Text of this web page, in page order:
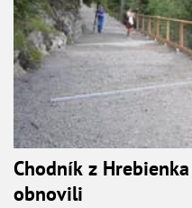
Chodník z
obnovili